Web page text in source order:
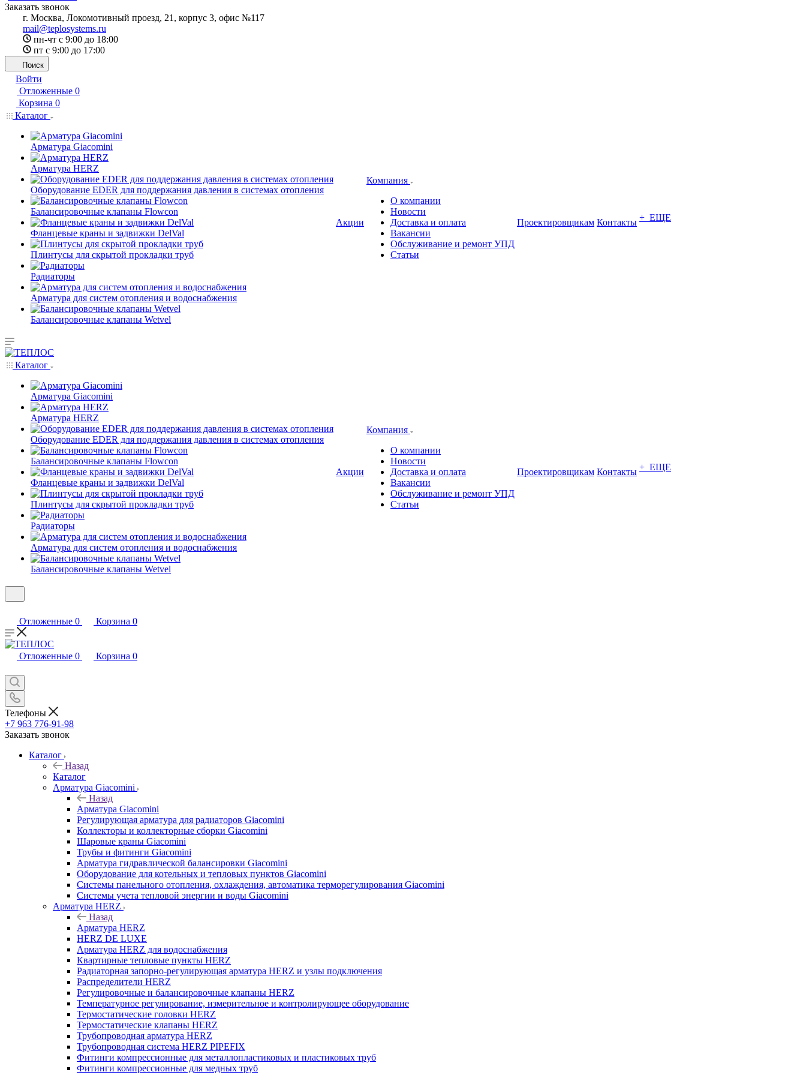
Заказать звонок
г. Москва, Локомотивный проезд, 21, корпус 3, офис №117
mail@teplosystems.ru
пн-чт с 9:00 до 18:00
пт с 9:00 до 17:00
Поиск
Войти
Отложенные 0
Корзина 0
Каталог
Арматура Giacomini
Арматура HERZ
Оборудование EDER для поддержания давления в системах отопления
Балансировочные клапаны Flowcon
Фланцевые краны и задвижки DelVal
Плинтусы для скрытой прокладки труб
Радиаторы
Арматура для систем отопления и водоснабжения
Балансировочные клапаны Wetvel
Акции
Компания
О компании
Новости
Доставка и оплата
Вакансии
Обслуживание и ремонт УПД
Статьи
Проектировщикам Контакты + ЕЩЕ
Каталог
Арматура Giacomini
Арматура HERZ
Оборудование EDER для поддержания давления в системах отопления
Балансировочные клапаны Flowcon
Фланцевые краны и задвижки DelVal
Плинтусы для скрытой прокладки труб
Радиаторы
Арматура для систем отопления и водоснабжения
Балансировочные клапаны Wetvel
Акции
Компания
О компании
Новости
Доставка и оплата
Вакансии
Обслуживание и ремонт УПД
Статьи
Проектировщикам Контакты + ЕЩЕ
Отложенные 0 Корзина 0
Отложенные 0 Корзина 0
Телефоны
+7 963 776-91-98
Заказать звонок
Каталог
Назад
Каталог
Арматура Giacomini
Назад
Арматура Giacomini
Регулирующая арматура для радиаторов Giacomini
Коллекторы и коллекторные сборки Giacomini
Шаровые краны Giacomini
Трубы и фитинги Giacomini
Арматура гидравлической балансировки Giacomini
Оборудование для котельных и тепловых пунктов Giacomini
Системы панельного отопления, охлаждения, автоматика терморегулирования Giacomini
Системы учета тепловой энергии и воды Giacomini
Арматура HERZ
Назад
Арматура HERZ
HERZ DE LUXE
Арматура HERZ для водоснабжения
Квартирные тепловые пункты HERZ
Радиаторная запорно-регулирующая арматура HERZ и узлы подключения
Распределители HERZ
Регулировочные и балансировочные клапаны HERZ
Температурное регулирование, измерительное и контролирующее оборудование
Термостатические головки HERZ
Термостатические клапаны HERZ
Трубопроводная арматура HERZ
Трубопроводная система HERZ PIPEFIX
Фитинги компрессионные для металлопластиковых и пластиковых труб
Фитинги компрессионные для медных труб